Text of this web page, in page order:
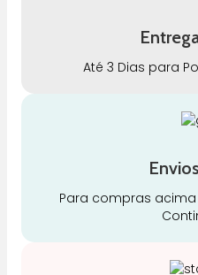
Até 3 Dias para
Para compras